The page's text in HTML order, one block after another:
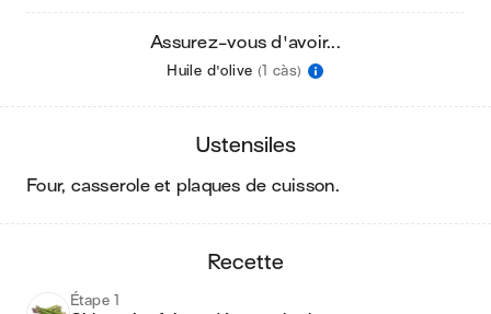
Assurez-vous d'avoir...
Huile d'olive (1 càs)
ustensiles
four, casserole et plaques de cuisson.
recette
Étape 1